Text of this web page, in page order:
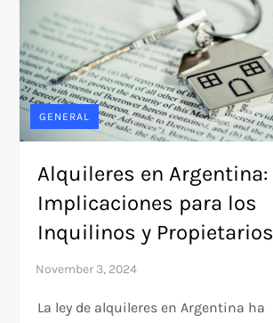
GENERAL
Alquileres en Argentina:
Implicaciones para los
Inquilinos y Propietarios
La ley de alquileres en Argentina ha